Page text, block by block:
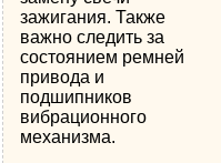
зажигания. Также
важно следить за
состоянием ремней
привода и
подшипников
вибрационного
механизма.